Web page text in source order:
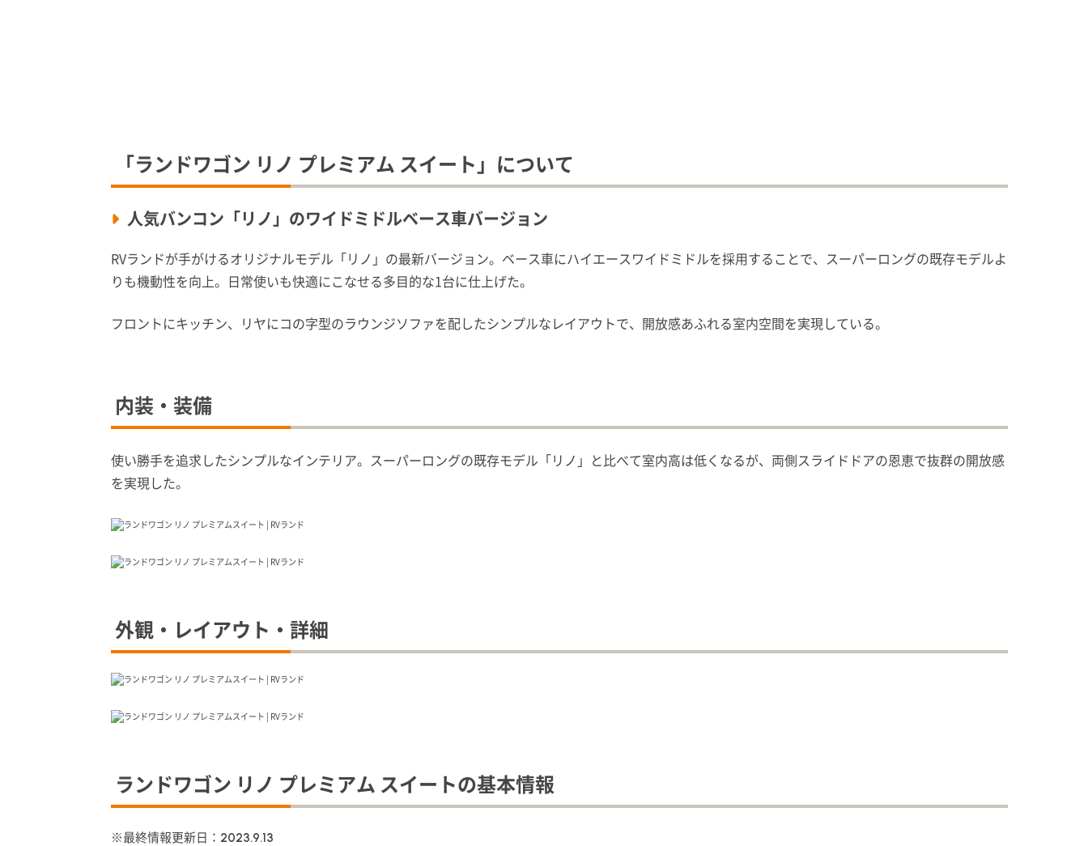
「ランドワゴン リノ プレミアム スイート」について
人気バンコン「リノ」のワイドミドルベース車バージョン
RVランドが手がけるオリジナルモデル「リノ」の最新バージョン。ベース車にハイエースワイドミドルを採用することで、スーパーロングの既存モデルよ
りも機動性を向上。日常使いも快適にこなせる多目的な1台に仕上げた。
フロントにキッチン、リヤにコの字型のラウンジソファを配したシンプルなレイアウトで、開放感あふれる室内空間を実現している。
内装・装備
使い勝手を追求したシンプルなインテリア。スーパーロングの既存モデル「リノ」と比べて室内高は低くなるが、両側スライドドアの恩恵で抜群の開放感
を実現した。
外観・レイアウト・詳細
ランドワゴン リノ プレミアム スイートの基本情報
※最終情報更新日： 2023.9.13